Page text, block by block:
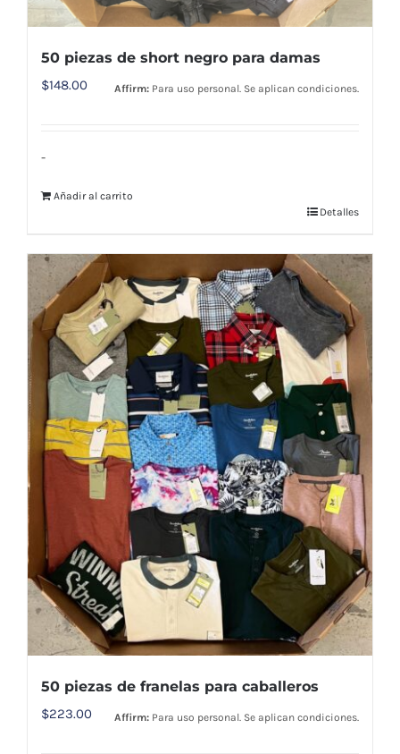
50 piezas de short negro para damas
$148.00 Affirm: Para uso personal. Se aplican condiciones.
-
Añadir al carrito
Detalles
50 piezas de franelas para caballeros
$223.00 Affirm: Para uso personal. Se aplican condiciones.